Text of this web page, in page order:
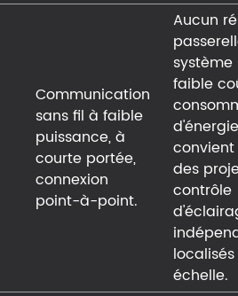
Communication
sans fil à faible
puissance, à
courte portée,
connexion
point-à-point.
Aucun
système
faible
des
contrôle
échelle.